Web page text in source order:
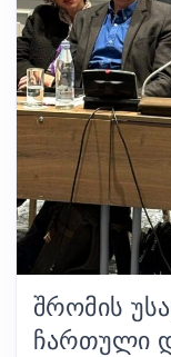
ᲨᲠᲝᲛᲘᲡ
ᲩᲐᲠᲗᲣᲚᲘ